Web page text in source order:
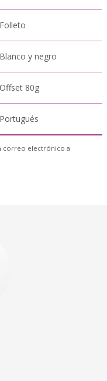
Folleto
Blanco y negro
Offset 80g
Portugués
correo electrónico a